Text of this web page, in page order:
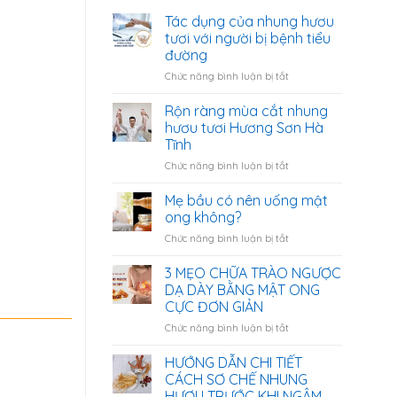
Tác dụng của nhung hươu
tươi với người bị bệnh tiểu
đường
Chức năng bình luận bị tắtở
dụng
nhung
tươi
người
bị
tiểu
Rộn ràng mùa cắt nhung
hươu tươi Hương Sơn Hà
Tĩnh
Chức năng bình luận bị tắtở
ràng
mùa
nhung
tươi
Hương
Tĩnh
Mẹ bầu có nên uống mật
ong không?
Chức năng bình luận bị tắtở
bầu
có
nên
mật
không?
3 MẸO CHỮA TRÀO NGƯỢC
DẠ DÀY BẰNG MẬT ONG
CỰC ĐƠN GIẢN
Chức năng bình luận bị tắtở
MẸO
CHỮA
TRÀO
HƯỚNG DẪN CHI TIẾT
CÁCH SƠ CHẾ NHUNG